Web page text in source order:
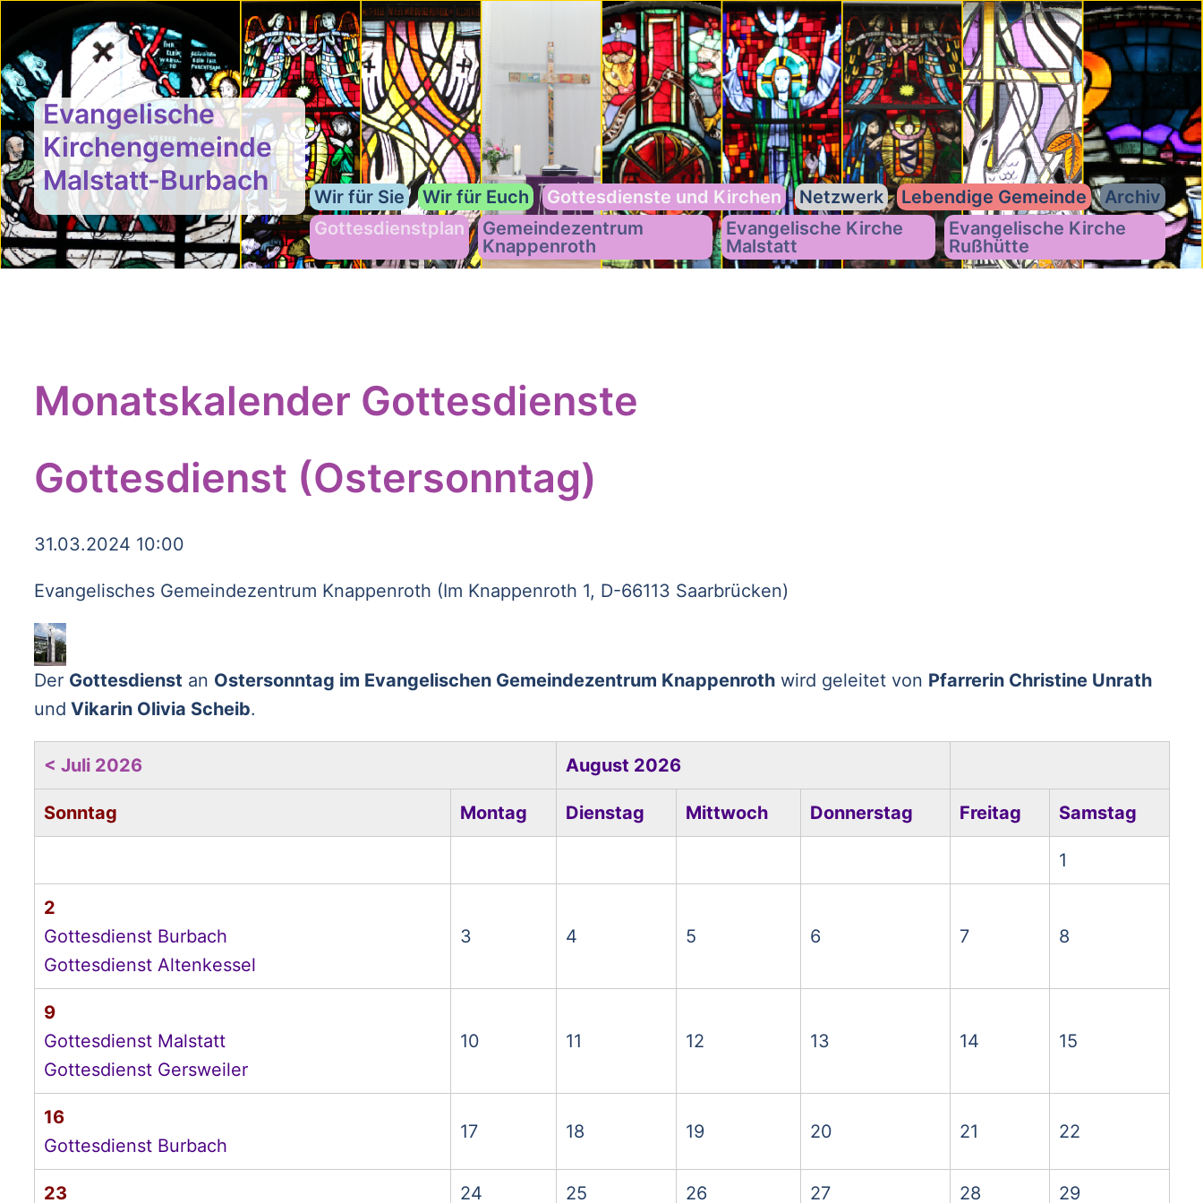
Evangelische
Kirchengemeinde
Malstatt-Burbach
Wir für Sie Wir für Euch
Gottesdienste und Kirchen
Gottesdienstplan
Gemeindezentrum
Knappenroth
Evangelische Kirche
Malstatt
Evangelische Kirche
Rußhütte
Netzwerk Lebendige Gemeinde Archiv
Monatskalender Gottesdienste
Gottesdienst (Ostersonntag)
31.03.2024 10:00
Evangelisches Gemeindezentrum Knappenroth (Im Knappenroth 1, D-66113 Saarbrücken)
Der Gottesdienst an Ostersonntag im Evangelischen Gemeindezentrum Knappenrothwird geleitet von Pfarrerin Christine Unrath
und Vikarin Olivia Scheib.
< Juli 2026 August 2026
Sonntag Montag Dienstag Mittwoch Donnerstag Freitag Samstag
1
2
Gottesdienst Burbach
Gottesdienst Altenkessel
3 4 5 6 7 8
9
Gottesdienst Malstatt
Gottesdienst Gersweiler
10 11 12 13 14 15
16
Gottesdienst Burbach
17 18 19 20 21 22
23 24 25 26 27 28 29